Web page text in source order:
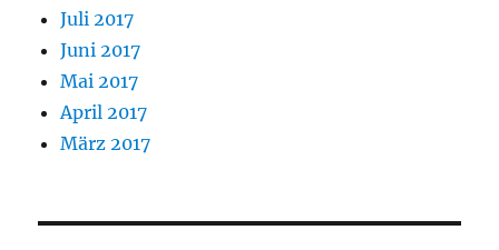
Juli 2017
Juni 2017
Mai 2017
April 2017
März 2017